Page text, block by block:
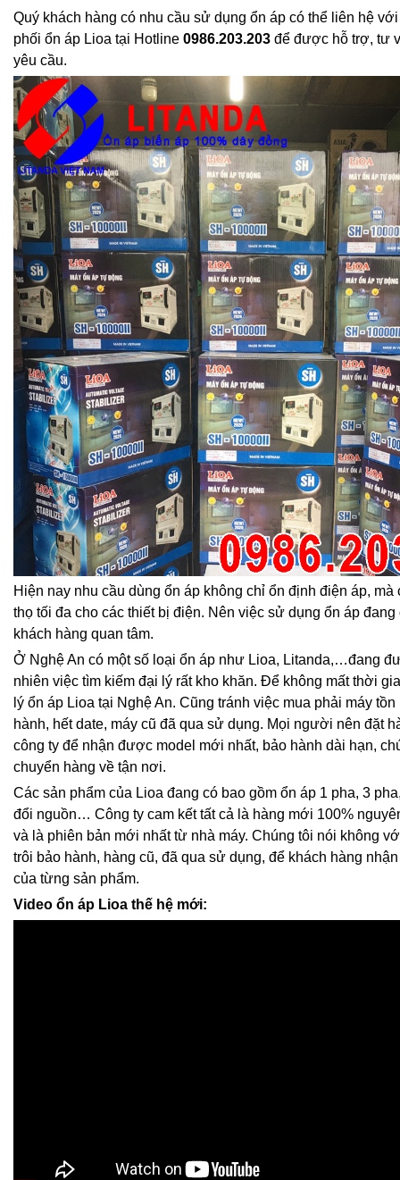
Quý khách hàng có nhu cầu sử dụng ổn áp có thể liên hệ
phối ổn áp Lioa tại Hotline 0986.203.203 để được hỗ trợ, tư
yêu cầu.
Hiện nay nhu cầu dùng ổn áp không chỉ ổn định điện áp, mà
thọ tối đa cho các thiết bị điện. Nên việc sử dụng ổn áp
khách hàng quan tâm.
Ở Nghệ An có một số loại ổn áp như Lioa, Litanda,…đang
nhiên việc tìm kiếm đại lý rất kho khăn. Để không mất thời
lý ổn áp Lioa tại Nghệ An. Cũng tránh việc mua phải máy tồn
hành, hết date, máy cũ đã qua sử dụng. Mọi người nên đặt
công ty để nhận được model mới nhất, bảo hành dài hạn,
chuyển hàng về tận nơi.
Các sản phẩm của Lioa đang có bao gồm ổn áp 1 pha, 3
đổi nguồn… Công ty cam kết tất cả là hàng mới 100%
và là phiên bản mới nhất từ nhà máy. Chúng tôi nói không
trôi bảo hành, hàng cũ, đã qua sử dụng, để khách hàng
của từng sản phẩm.
Video ổn áp Lioa thế hệ mới: